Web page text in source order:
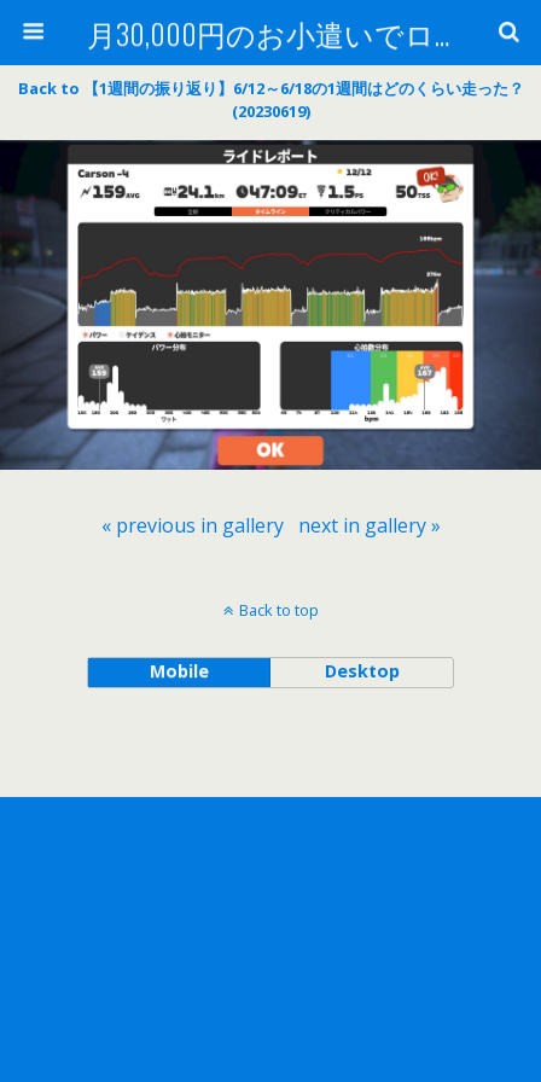
月30,000円のお小遣いでロードバイク
Back to 【1週間の振り返り】6/12～6/18の1週間はどのくらい走った？
(20230619)
« previous in gallery next in gallery »
Back to top
Mobile Desktop